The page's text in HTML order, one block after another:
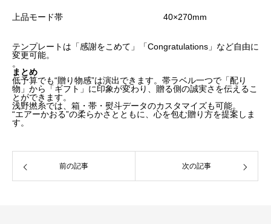
上品モード帯 40×270mm
テンプレートは「感謝をこめて」「Congratulations」など自由に
変更可能。
。
まとめ
低予算でも“贈り物感”は演出できます。帯ラベル一つで「配り
物」から「ギフト」に印象が変わり、贈る側の誠実さを伝えるこ
とができます。
浅野撚糸では、箱・帯・熨斗データのカスタマイズも可能。
“エアーかおる”の柔らかさとともに、心を包む贈り方を提案しま
す。
前の記事 次の記事
簡易箱と帯が“高見え”する3つのポイント
まとめ